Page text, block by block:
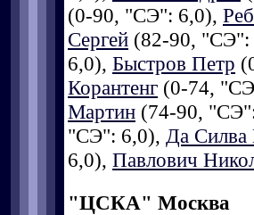
(0-90, "СЭ": 6,0),
Сергей (82-90,
6,0), Быстров Петр
Корантенг (0-74,
Мартин (74-90,
"СЭ": 6,0), Да Силва
6,0), Павлович
"ЦСКА" Москва